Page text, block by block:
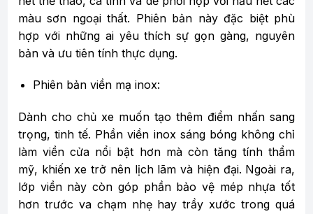
màu sơn ngoại thất. Phiên bản này đặc biệt phù
hợp với những ai yêu thích sự gọn gàng, nguyên
bản và ưu tiên tính thực dụng.
Phiên bản viền mạ inox:
Dành cho chủ xe muốn tạo thêm điểm nhấn sang
trọng, tinh tế. Phần viền inox sáng bóng không chỉ
làm viền cửa nổi bật hơn mà còn tăng tính thẩm
mỹ, khiến xe trở nên lịch lãm và hiện đại. Ngoài ra,
lớp viền này còn góp phần bảo vệ mép nhựa tốt
hơn trước va chạm nhẹ hay trầy xước trong quá